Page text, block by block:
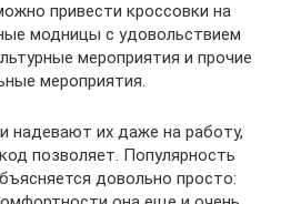
привести кроссовки на
модницы с удовольствием
мероприятия и прочие
мероприятия.
надевают их даже на работу,
позволяет. Популярность
довольно просто: